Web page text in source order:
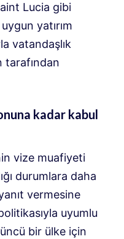
Lucia gibi
yatırım
vatandaşlık
tarafından
kadar kabul
vize muafiyeti
durumlara daha
vermesine
uyumlu
bir ülke için